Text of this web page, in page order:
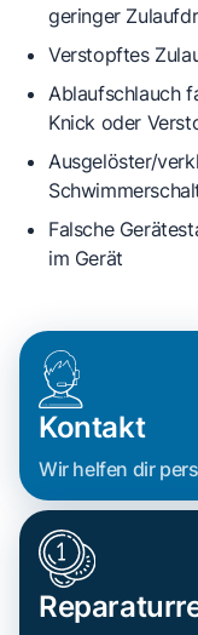
geringer
Verstopftes
Ablaufschlauch
Knick oder
Ausgelöster/
Falsche
im Gerät
Kontakt
Wir helfen dir